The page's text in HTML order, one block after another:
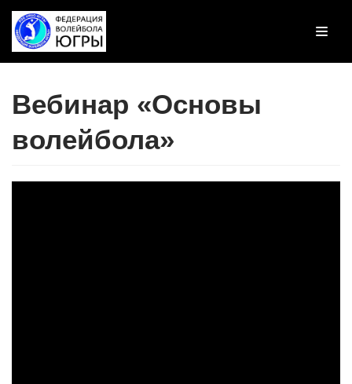
Перейти
к
Вебинар «Основы
волейбола»